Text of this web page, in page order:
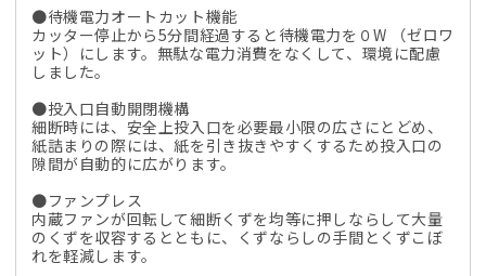
●待機電力オートカット機能
カッター停止から5分間経過すると待機電力を０W （ゼロワ
ット）にします。無駄な電力消費をなくして、環境に配慮
しました。
●投入口自動開閉機構
細断時には、安全上投入口を必要最小限の広さにとどめ、
紙詰まりの際には、紙を引き抜きやすくするため投入口の
隙間が自動的に広がります。
●ファンプレス
内蔵ファンが回転して細断くずを均等に押しならして大量
のくずを収容するとともに、くずならしの手間とくずこぼ
れを軽減します。